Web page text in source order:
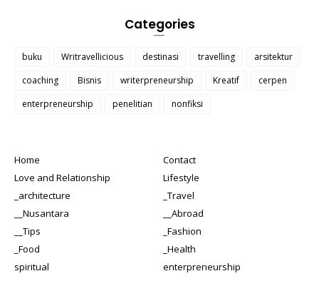
Categories
buku Writravellicious destinasi travelling
arsitektur
coaching
Bisnis writerpreneurship Kreatif
cerpen
enterpreneurship
penelitian nonfiksi
Home
Contact
Love and Relationship
Lifestyle
_architecture
_Travel
__Nusantara
__Abroad
__Tips
_Fashion
_Food
_Health
spiritual
enterpreneurship